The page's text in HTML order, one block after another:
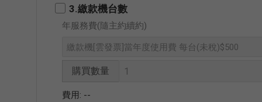
3.繳款機台數
年服務費(隨主約續約)
購買數量
--